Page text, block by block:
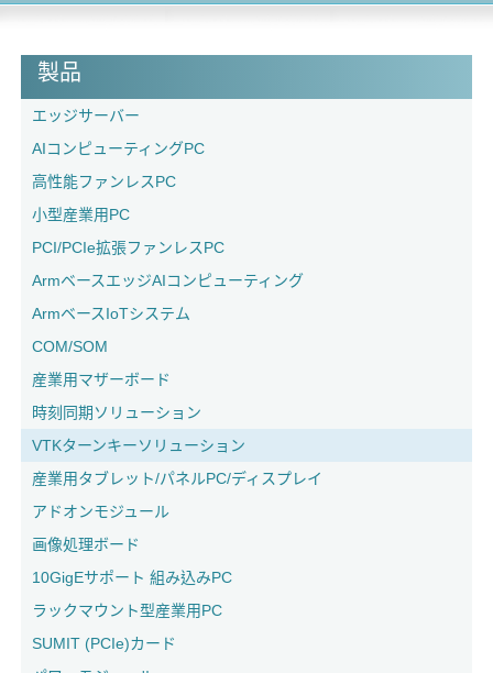
製品
エッジサーバー
AIコンピューティングPC
高性能ファンレスPC
小型産業用PC
PCI/PCIe拡張ファンレスPC
ArmベースエッジAIコンピューティング
ArmベースIoTシステム
COM/SOM
産業用マザーボード
時刻同期ソリューション
VTKターンキーソリューション
産業用タブレット/パネルPC/ディスプレイ
アドオンモジュール
画像処理ボード
10GigEサポート 組み込みPC
ラックマウント型産業用PC
SUMIT (PCIe)カード